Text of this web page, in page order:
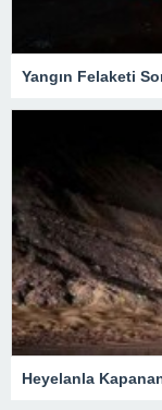
Yangın Felaketi
Heyelanla